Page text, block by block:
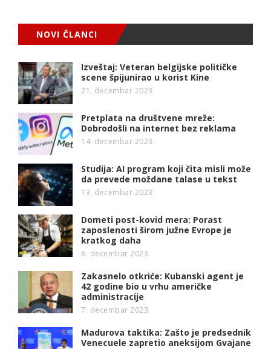
NOVI ČLANCI
Izveštaj: Veteran belgijske političke
scene špijunirao u korist Kine
21. decembar 2023.
Pretplata na društvene mreže:
Dobrodošli na internet bez reklama
14. decembar 2023.
Studija: AI program koji čita misli može
da prevede moždane talase u tekst
13. decembar 2023.
Dometi post-kovid mera: Porast
zaposlenosti širom južne Evrope je
kratkog daha
8. decembar 2023.
Zakasnelo otkriće: Kubanski agent je
42 godine bio u vrhu američke
administracije
7. decembar 2023.
Madurova taktika: Zašto je predsednik
Venecuele zapretio aneksijom Gvajane